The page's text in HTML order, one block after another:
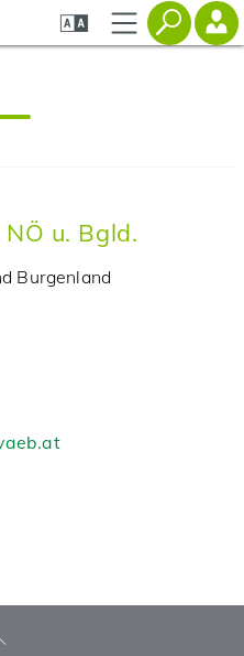
u. Bgld.
Burgenland